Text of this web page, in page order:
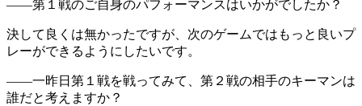
――第１戦のご自身のパフォーマンスはいかがでしたか？
決して良くは無かったですが、次のゲームではもっと良いプ
レーができるようにしたいです。
――一昨日第１戦を戦ってみて、第２戦の相手のキーマンは
誰だと考えますか？